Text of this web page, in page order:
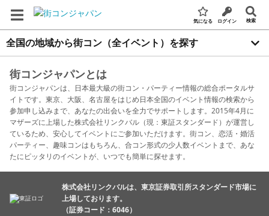
気になる ログイン 検索
全国の地域から街コン（全イベント）を探す
街コンジャパンとは
街コンジャパンは、日本最大級の街コン・パーティー情報の総合ポータルサ
イトです。東京、大阪、名古屋をはじめ日本全国のイベント情報の検索から
参加申し込みまで、あなたの出会いを全力でサポートします。2015年4月に
マザーズに上場した株式会社リンクバル（現：東証スタンダード）が運営し
ているため、安心してイベントにご参加いただけます。街コン、恋活・婚活
パーティー、趣味コンはもちろん、合コン形式の少人数イベントまで、あな
たにピッタリのイベントが、いつでも簡単に探せます。
株式会社リンクバルは、東京証券取引所スタンダード市場に
上場しております。
（証券コード：6046）